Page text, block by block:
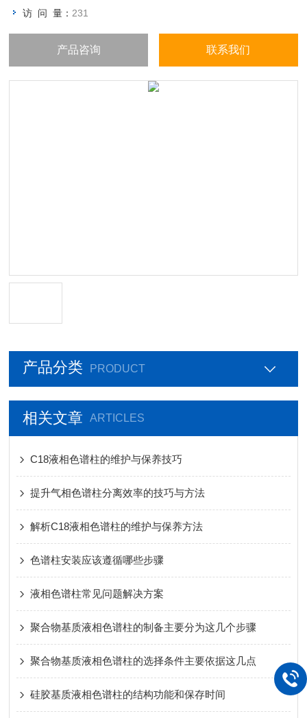
访 问 量： 231
产品咨询 联系我们
产品分类 PRODUCT
相关文章 ARTICLES
C18液相色谱柱的维护与保养技巧
提升气相色谱柱分离效率的技巧与方法
解析C18液相色谱柱的维护与保养方法
色谱柱安装应该遵循哪些步骤
液相色谱柱常见问题解决方案
聚合物基质液相色谱柱的制备主要分为这几个步骤
聚合物基质液相色谱柱的选择条件主要依据这几点
硅胶基质液相色谱柱的结构功能和保存时间